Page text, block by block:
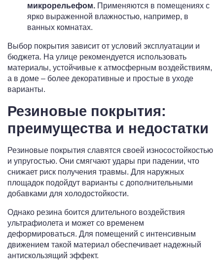
микрорельефом. Применяются в помещениях с
ярко выраженной влажностью, например, в
ванных комнатах.
Выбор покрытия зависит от условий эксплуатации и
бюджета. На улице рекомендуется использовать
материалы, устойчивые к атмосферным воздействиям,
а в доме – более декоративные и простые в уходе
варианты.
Резиновые покрытия:
преимущества и недостатки
Резиновые покрытия славятся своей износостойкостью
и упругостью. Они смягчают удары при падении, что
снижает риск получения травмы. Для наружных
площадок подойдут варианты с дополнительными
добавками для холодостойкости.
Однако резина боится длительного воздействия
ультрафиолета и может со временем
деформироваться. Для помещений с интенсивным
движением такой материал обеспечивает надежный
антискользящий эффект.